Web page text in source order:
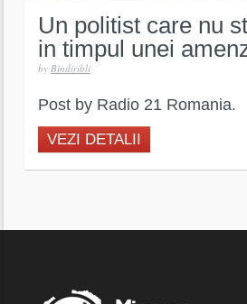
Un politist care nu
in timpul unei
by Bindiribli
Post by Radio 21 Romania.
VEZI DETALII